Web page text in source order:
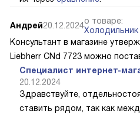
Андрей20.12.2024о товаре:
Холодильник
Консультант в магазине
Liebherr CNd 7723 можно
Специалист интернет-
20.12.2024
Здравствуйте,
ставить рядом, так как